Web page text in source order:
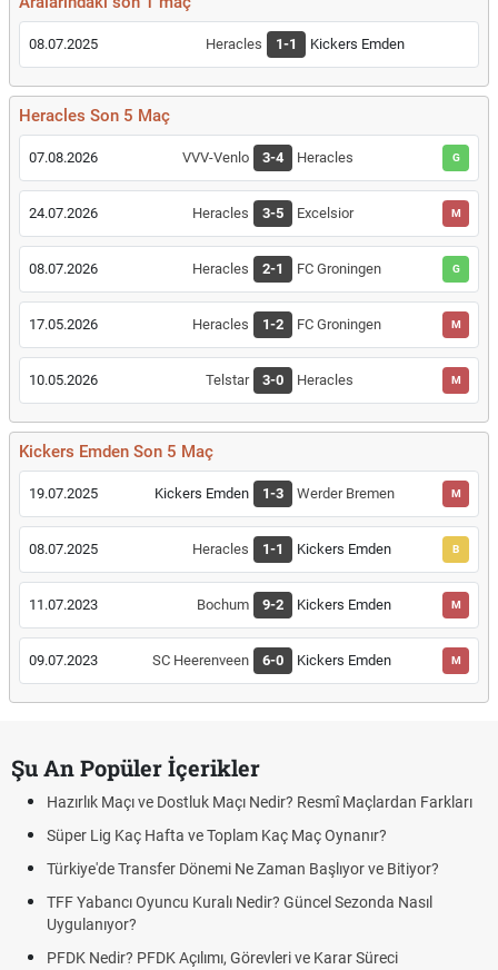
08.07.2025 Heracles 1-1 Kickers Emden
Heracles Son 5 Maç
07.08.2026 VVV-Venlo 3-4 Heracles G
24.07.2026 Heracles 3-5 Excelsior M
08.07.2026 Heracles 2-1 FC Groningen G
17.05.2026 Heracles 1-2 FC Groningen M
10.05.2026 Telstar 3-0 Heracles M
Kickers Emden Son 5 Maç
19.07.2025 Kickers Emden 1-3 Werder Bremen M
08.07.2025 Heracles 1-1 Kickers Emden B
11.07.2023 Bochum 9-2 Kickers Emden M
09.07.2023 SC Heerenveen 6-0 Kickers Emden M
Şu An Popüler İçerikler
Hazırlık Maçı ve Dostluk Maçı Nedir? Resmî Maçlardan Farkları
Süper Lig Kaç Hafta ve Toplam Kaç Maç Oynanır?
Türkiye'de Transfer Dönemi Ne Zaman Başlıyor ve Bitiyor?
TFF Yabancı Oyuncu Kuralı Nedir? Güncel Sezonda Nasıl
Uygulanıyor?
PFDK Nedir? PFDK Açılımı, Görevleri ve Karar Süreci